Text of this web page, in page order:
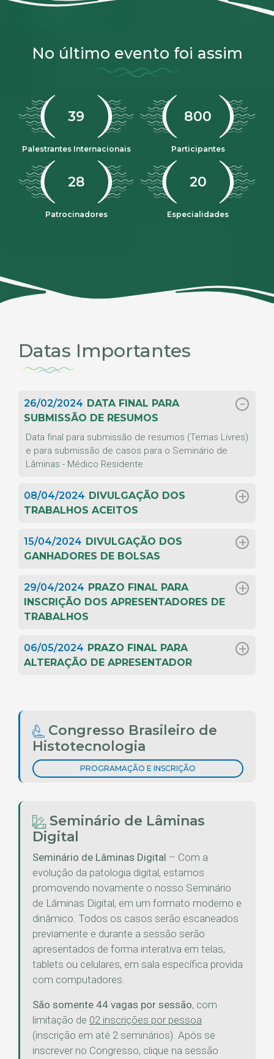
No último evento foi assim
47
Palestrantes Internacionais
968
Participantes
33
Patrocinadores
23
Especialidades
Datas Importantes
26/02/2024 DATA FINAL PARA
SUBMISSÃO DE RESUMOS
Data final para submissão de resumos (Temas Livres)
e para submissão de casos para o Seminário de
Lâminas - Médico Residente.
08/04/2024 DIVULGAÇÃO DOS
TRABALHOS ACEITOS
15/04/2024 DIVULGAÇÃO DOS
GANHADORES DE BOLSAS
29/04/2024 PRAZO FINAL PARA
INSCRIÇÃO DOS APRESENTADORES DE
TRABALHOS
06/05/2024 PRAZO FINAL PARA
ALTERAÇÃO DE APRESENTADOR
Congresso Brasileiro de
Histotecnologia
PROGRAMAÇÃO E INSCRIÇÃO
Seminário de Lâminas
Digital
Seminário de Lâminas Digital – Com a
evolução da patologia digital, estamos
promovendo novamente o nosso Seminário
de Lâminas Digital, em um formato moderno e
dinâmico. Todos os casos serão escaneados
previamente e durante a sessão serão
apresentados de forma interativa em telas,
tablets ou celulares, em sala específica provida
com computadores.
São somente 44 vagas por sessão, com
limitação de 02 inscrições por pessoa
(inscrição em até 2 seminários). Após se
inscrever no Congresso, clique na sessão